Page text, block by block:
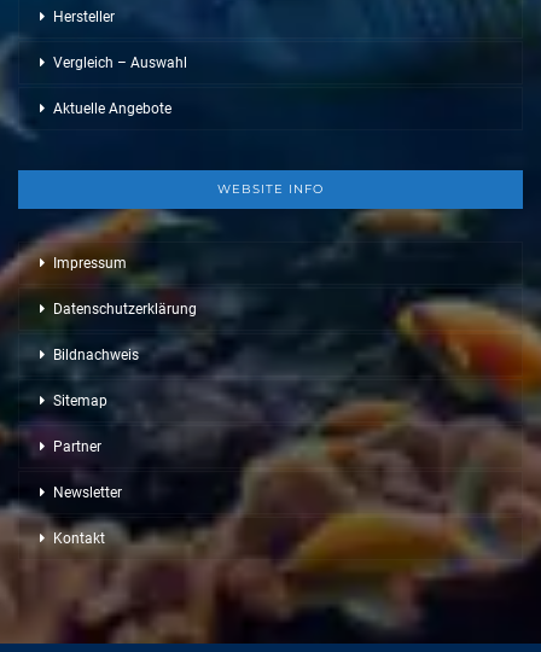
Hersteller
Vergleich – Auswahl
Aktuelle Angebote
WEBSITE INFO
Impressum
Datenschutzerklärung
Bildnachweis
Sitemap
Partner
Newsletter
Kontakt